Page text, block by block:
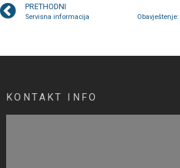
PRETHODNI
Servisna informacija
KONTAKT INFO